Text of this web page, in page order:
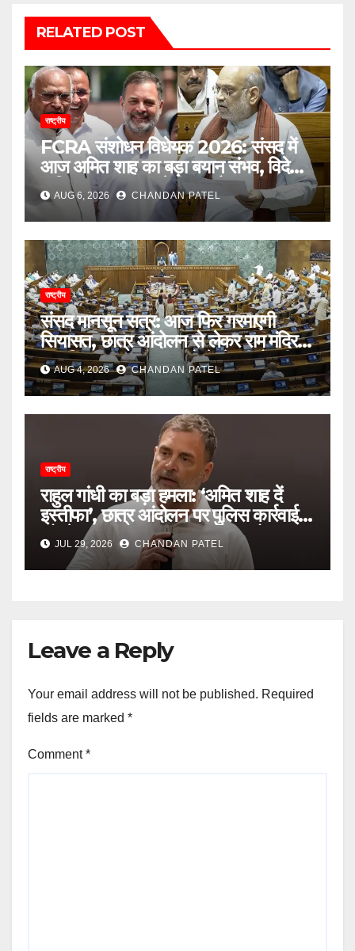
RELATED POST
राष्ट्रीय
FCRA संशोधन विधेयक 2026: संसद में
आज अमित शाह का बड़ा बयान संभव, विदेशी
फंडिंग पर सरकार करेगी बड़ा फैसला
AUG 6, 2026 CHANDAN PATEL
राष्ट्रीय
संसद मानसून सत्र: आज फिर गरमाएगी
सियासत, छात्र आंदोलन से लेकर राम मंदिर
दान विवाद तक सरकार को घेरने की तैयारी
AUG 4, 2026 CHANDAN PATEL
राष्ट्रीय
राहुल गांधी का बड़ा हमला: ‘अमित शाह दें
इस्तीफा’, छात्र आंदोलन पर पुलिस कार्रवाई
को लेकर सरकार पर लगाए गंभीर आरोप
JUL 29, 2026 CHANDAN PATEL
Leave a Reply
Your email address will not be published. Required
fields are marked *
Comment*